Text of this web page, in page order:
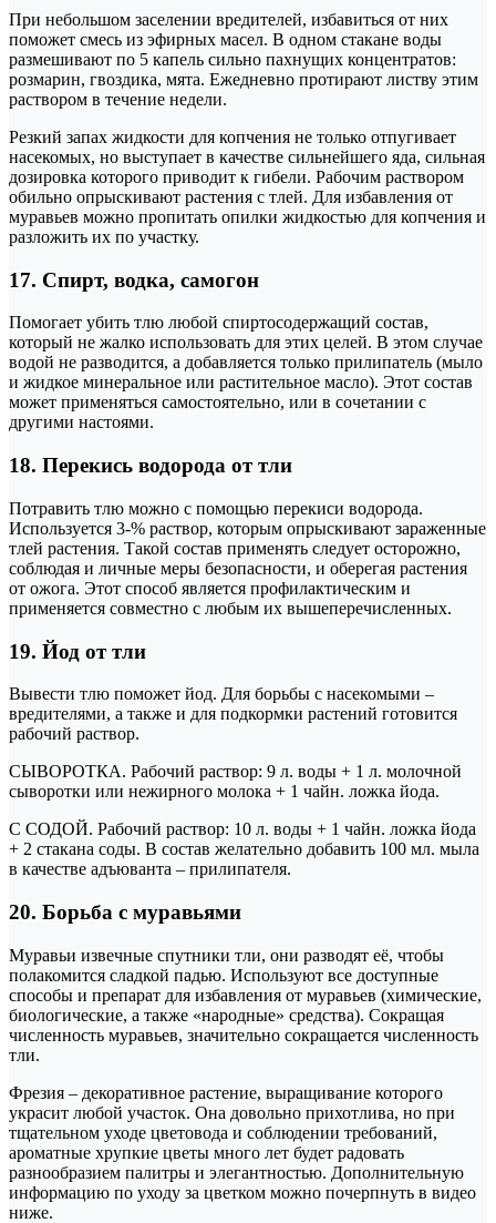
При небольшом заселении вредителей, избавиться от них
поможет смесь из эфирных масел. В одном стакане воды
размешивают по 5 капель сильно пахнущих концентратов:
розмарин, гвоздика, мята. Ежедневно протирают листву этим
раствором в течение недели.
Резкий запах жидкости для копчения не только отпугивает
насекомых, но выступает в качестве сильнейшего яда, сильная
дозировка которого приводит к гибели. Рабочим раствором
обильно опрыскивают растения с тлей. Для избавления от
муравьев можно пропитать опилки жидкостью для копчения и
разложить их по участку.
17. Спирт, водка, самогон
Помогает убить тлю любой спиртосодержащий состав,
который не жалко использовать для этих целей. В этом случае
водой не разводится, а добавляется только прилипатель (мыло
и жидкое минеральное или растительное масло). Этот состав
может применяться самостоятельно, или в сочетании с
другими настоями.
18. Перекись водорода от тли
Потравить тлю можно с помощью перекиси водорода.
Используется 3-% раствор, которым опрыскивают зараженные
тлей растения. Такой состав применять следует осторожно,
соблюдая и личные меры безопасности, и оберегая растения
от ожога. Этот способ является профилактическим и
применяется совместно с любым их вышеперечисленных.
19. Йод от тли
Вывести тлю поможет йод. Для борьбы с насекомыми –
вредителями, а также и для подкормки растений готовится
рабочий раствор.
СЫВОРОТКА. Рабочий раствор: 9 л. воды + 1 л. молочной
сыворотки или нежирного молока + 1 чайн. ложка йода.
С СОДОЙ. Рабочий раствор: 10 л. воды + 1 чайн. ложка йода
+ 2 стакана соды. В состав желательно добавить 100 мл. мыла
в качестве адъюванта – прилипателя.
20. Борьба с муравьями
Муравьи извечные спутники тли, они разводят её, чтобы
полакомится сладкой падью. Используют все доступные
способы и препарат для избавления от муравьев (химические,
биологические, а также «народные» средства). Сокращая
численность муравьев, значительно сокращается численность
тли.
Фрезия – декоративное растение, выращивание которого
украсит любой участок. Она довольно прихотлива, но при
тщательном уходе цветовода и соблюдении требований,
ароматные хрупкие цветы много лет будет радовать
разнообразием палитры и элегантностью. Дополнительную
информацию по уходу за цветком можно почерпнуть в видео
ниже.